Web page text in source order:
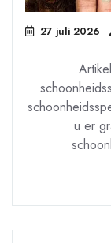
27 juli 2026
u er